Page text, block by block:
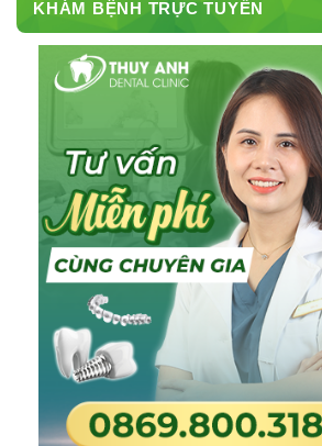
KHÁM BỆNH TRỰC TUYẾN